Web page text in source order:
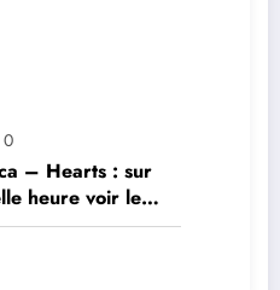
0
– Hearts : sur
heure voir le